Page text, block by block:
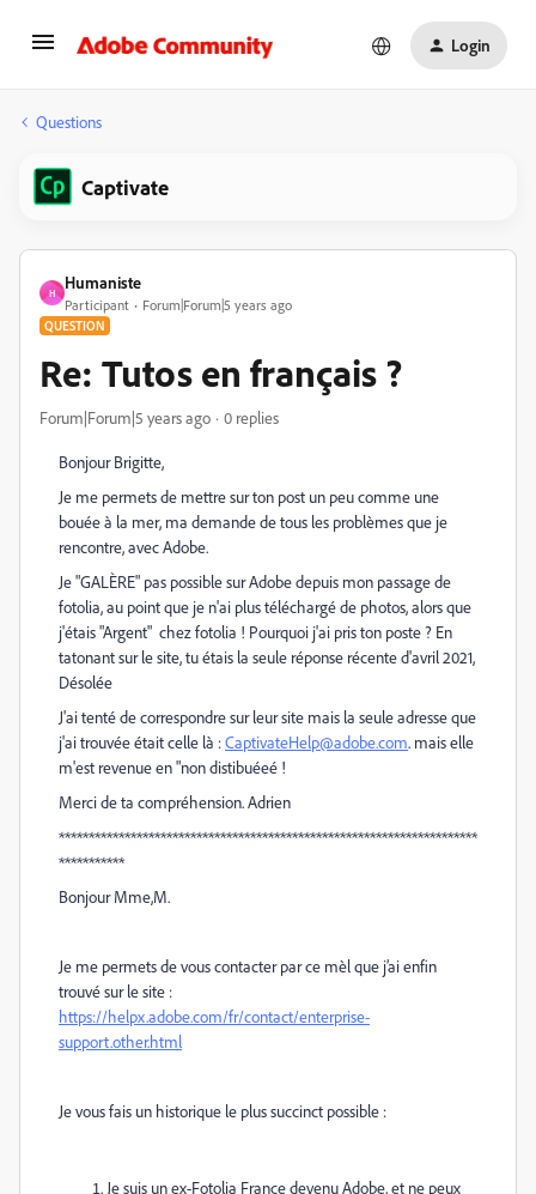
Login
Questions
Captivate
H
Humaniste
Participant Forum|Forum|5 years ago
QUESTION
Re: Tutos en français ?
Forum|Forum|5 years ago 0 replies
Bonjour Brigitte,
Je me permets de mettre sur ton post un peu comme une
bouée à la mer, ma demande de tous les problèmes que je
rencontre, avec Adobe.
Je "GALÈRE" pas possible sur Adobe depuis mon passage de
fotolia, au point que je n'ai plus téléchargé de photos, alors que
j'étais "Argent" chez fotolia ! Pourquoi j'ai pris ton poste ? En
tatonant sur le site, tu étais la seule réponse récente d'avril 2021,
Désolée
J'ai tenté de correspondre sur leur site mais la seule adresse que
j'ai trouvée était celle là :CaptivateHelp@adobe.com. mais elle
m'est revenue en "non distibuéeé !
Merci de ta compréhension. Adrien
**********************************************************************
***********
Bonjour Mme,M.
Je me permets de vous contacter par ce mèl que j’ai enfin
trouvé sur le site :
https://helpx.adobe.com/fr/contact/enterprise-
support.other.html
Je vous fais un historique le plus succinct possible :
Je suis un ex-Fotolia France devenu Adobe, et ne peux